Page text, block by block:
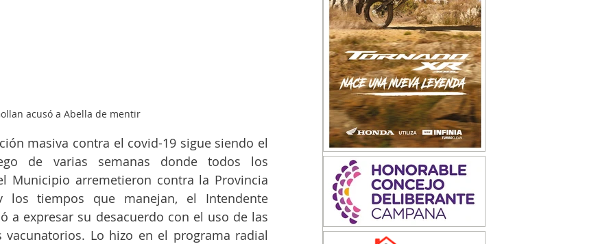
acusó a Abella de mentir
masiva contra el covid-19 sigue siendo el
de varias semanas donde todos los
Municipio arremetieron contra la Provincia
a expresar su desacuerdo con el uso de las
vacunatorios. Lo hizo en el programa radial